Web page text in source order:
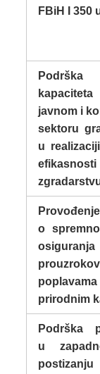
FBiH I 350
javnom i
sektoru
u
o
prirodnim
Podrška
u